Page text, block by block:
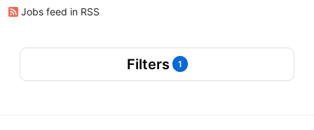
Jobs feed in RSS
Filters 1